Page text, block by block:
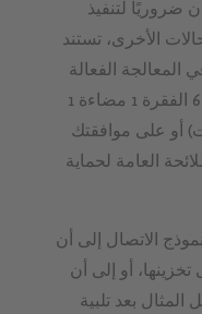
ضروريًا لتنفيذ
الأخرى، تستند
المعالجة الفعالة
للاستفسارات الموجهة إلينا (المادة 6 الفقرة 1 مضاءة 1
أو على موافقتك
1 مضاءة 1 (أ) من اللائحة العامة لحماية
الاتصال إلى أن
أو إلى أن
بعد تلبية